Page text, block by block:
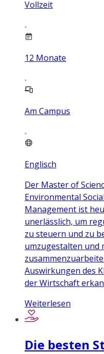
Vollzeit
12 Monate
Am Campus
Englisch
Der Master of
Environmental
Management ist
unerlässlich, um
zu steuern und zu
umzugestalten und
Auswirkungen des
der Wirtschaft
Weiterlesen
Die besten